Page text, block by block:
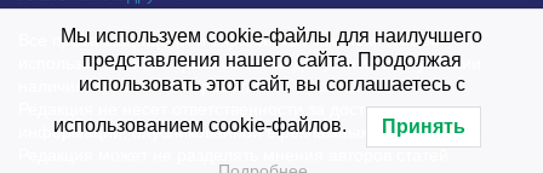
Все права защищены и охраняются законом. Любое
использование материалов сайта допустимо при условии
наличия активной гиперссылки на Vesti.UZ.
Редакция не несет ответственности за достоверность
информации, опубликованной в рекламных объявлениях.
Мы используем cookie-файлы для наилучшего
представления нашего сайта. Продолжая
использовать этот сайт, вы соглашаетесь с
использованием cookie-файлов. Принять